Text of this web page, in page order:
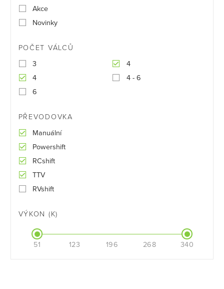
Akce
Novinky
POČET VÁLCŮ
3
4
4
4 - 6
6
PŘEVODOVKA
Manuální
Powershift
RCshift
TTV
RVshift
VÝKON (K)
51 123 196 268 340